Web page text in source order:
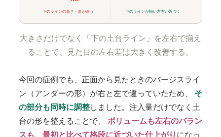
下のラインの高さ・形が違う 下のラインが揃い左右が近づく
大きさだけでなく「下の土台ライン」を左右で揃え
ることで、見た目の左右差は大きく改善する。
今回の症例でも、正面から見たときのバージスライ
ン（アンダーの形）が右と左で違っていたため、 そ
の部分も同時に調整しました。注入量だけでなく土
台の形を整えることで、 ボリュームも左右のバラン
スも、最初と比べて格段に近づいた仕上がり になっ